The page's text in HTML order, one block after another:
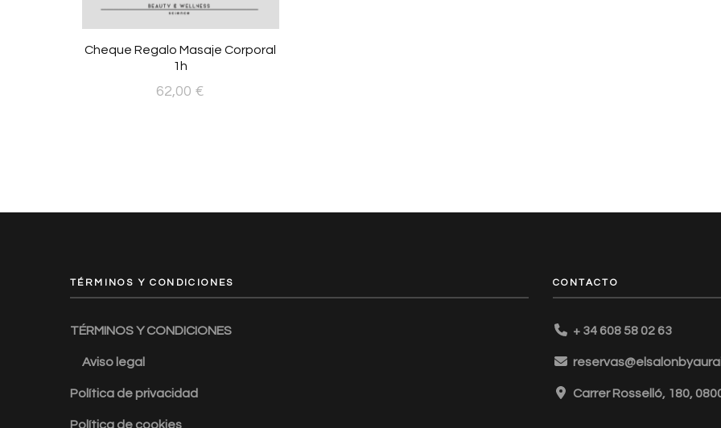
Cheque Regalo Masaje Corporal
1h
62,00 €
TÉRMINOS Y CONDICIONES
TÉRMINOS Y CONDICIONES
Aviso legal
Política de privacidad
Política de cookies
CONTACTO
+ 34 608 58 02 63
Carrer Rosselló, 180,